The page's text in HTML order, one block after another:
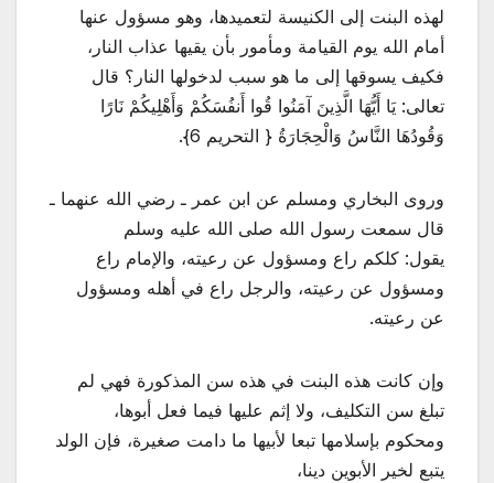
لهذه البنت إلى الكنيسة لتعميدها، وهو مسؤول عنها
أمام الله يوم القيامة ومأمور بأن يقيها عذاب النار،
فكيف يسوقها إلى ما هو سبب لدخولها النار؟ قال
تعالى: يَا أَيُّهَا الَّذِينَ آمَنُوا قُوا أَنفُسَكُمْ وَأَهْلِيكُمْ نَارًا
وَقُودُهَا النَّاسُ وَالْحِجَارَةُ { التحريم 6}.
وروى البخاري ومسلم عن ابن عمر ـ رضي الله عنهما ـ
قال سمعت رسول الله صلى الله عليه وسلم
يقول: كلكم راع ومسؤول عن رعيته، والإمام راع
ومسؤول عن رعيته، والرجل راع في أهله ومسؤول
عن رعيته.
وإن كانت هذه البنت في هذه سن المذكورة فهي لم
تبلغ سن التكليف، ولا إثم عليها فيما فعل أبوها،
ومحكوم بإسلامها تبعا لأبيها ما دامت صغيرة، فإن الولد
يتبع لخير الأبوين دينا،